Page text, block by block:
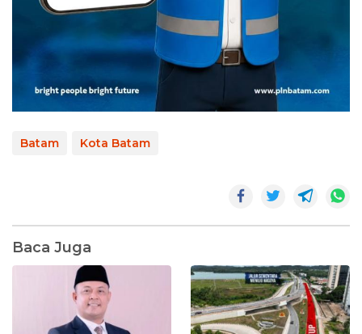
Batam Kota Batam
Baca Juga